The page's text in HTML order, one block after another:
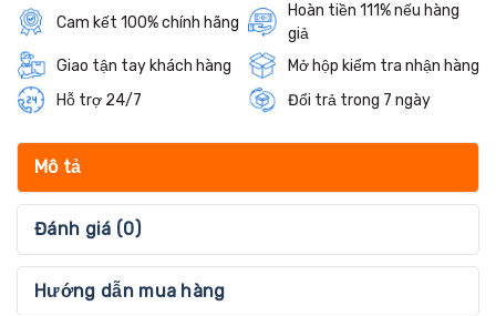
Cam kết 100% chính hãng
Hoàn tiền 111% nếu hàng
giả
Giao tận tay khách hàng
Mở hộp kiểm tra nhận hàng
Hỗ trợ 24/7
Đổi trả trong 7 ngày
Mô tả
Đánh giá (0)
Hướng dẫn mua hàng